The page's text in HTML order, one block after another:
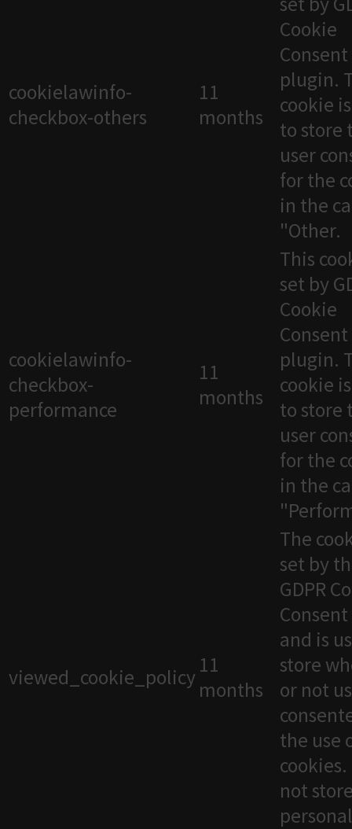
cookielawinfo-
checkbox-others
11
months
Cookie
Consent
plugin.
cookie
to store
user
for the
in the
"Other.
cookielawinfo-
checkbox-
performance
11
months
This
set by
Cookie
Consent
plugin.
cookie
to store
user
for the
in the
viewed_cookie_policy 11
months
The
set by
GDPR
and is
store
or not
the use
not